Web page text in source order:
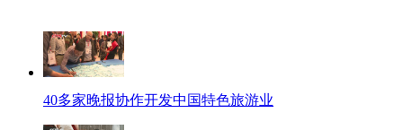
40多家晚报协作开发中国特色旅游业